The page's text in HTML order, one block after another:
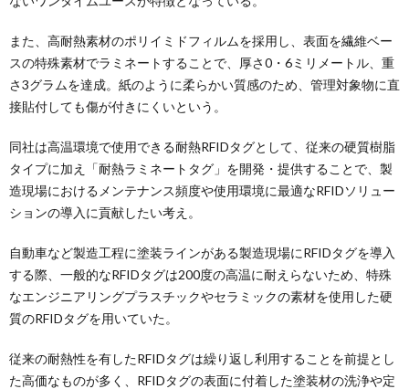
また、高耐熱素材のポリイミドフィルムを採用し、表面を繊維ベー
スの特殊素材でラミネートすることで、厚さ0・6ミリメートル、重
さ3グラムを達成。紙のように柔らかい質感のため、管理対象物に直
接貼付しても傷が付きにくいという。
同社は高温環境で使用できる耐熱RFIDタグとして、従来の硬質樹脂
タイプに加え「耐熱ラミネートタグ」を開発・提供することで、製
造現場におけるメンテナンス頻度や使用環境に最適なRFIDソリュー
ションの導入に貢献したい考え。
自動車など製造工程に塗装ラインがある製造現場にRFIDタグを導入
する際、一般的なRFIDタグは200度の高温に耐えらないため、特殊
なエンジニアリングプラスチックやセラミックの素材を使用した硬
質のRFIDタグを用いていた。
従来の耐熱性を有したRFIDタグは繰り返し利用することを前提とし
た高価なものが多く、RFIDタグの表面に付着した塗装材の洗浄や定